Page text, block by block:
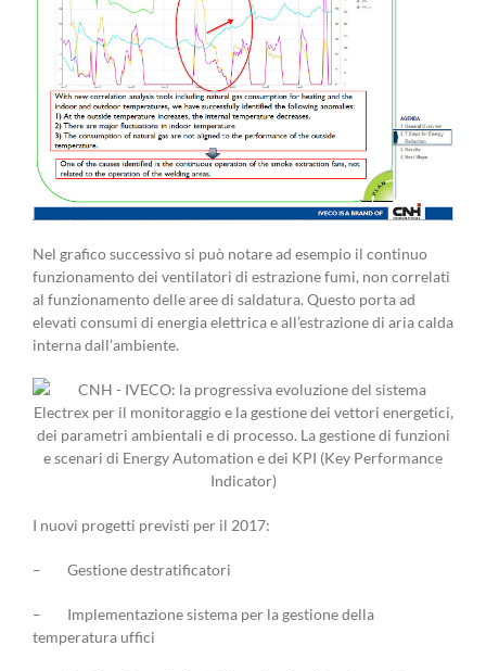
Nel grafico successivo si può notare ad esempio il continuo
funzionamento dei ventilatori di estrazione fumi, non correlati
al funzionamento delle aree di saldatura. Questo porta ad
elevati consumi di energia elettrica e all’estrazione di aria calda
interna dall’ambiente.
I nuovi progetti previsti per il 2017:
– Gestione destratificatori
– Implementazione sistema per la gestione della
temperatura uffici